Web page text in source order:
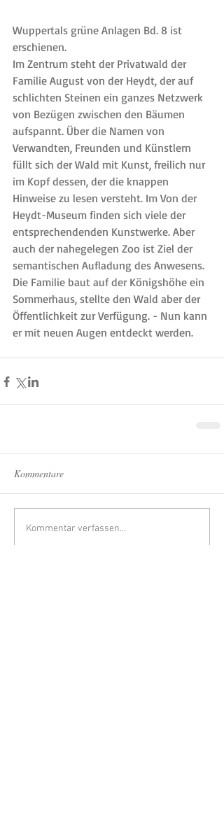
Wuppertals grüne Anlagen Bd. 8 ist
erschienen.
Im Zentrum steht der Privatwald der
Familie August von der Heydt, der auf
schlichten Steinen ein ganzes Netzwerk
von Bezügen zwischen den Bäumen
aufspannt. Über die Namen von
Verwandten, Freunden und Künstlern
füllt sich der Wald mit Kunst, freilich nur
im Kopf dessen, der die knappen
Hinweise zu lesen versteht. Im Von der
Heydt-Museum finden sich viele der
entsprechendenden Kunstwerke. Aber
auch der nahegelegen Zoo ist Ziel der
semantischen Aufladung des Anwesens.
Die Familie baut auf der Königshöhe ein
Sommerhaus, stellte den Wald aber der
Öffentlichkeit zur Verfügung. - Nun kann
er mit neuen Augen entdeckt werden.
Kommentare
Kommentar verfassen...